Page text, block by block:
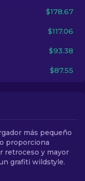
$178.67
$117.06
$93.38
$87.55
más pequeño
proporciona
retroceso y mayor
grafiti wildstyle.